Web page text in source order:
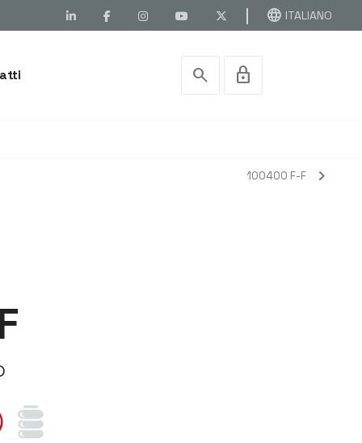
language ITALIANO
search lock
100400 F-F chevron_right